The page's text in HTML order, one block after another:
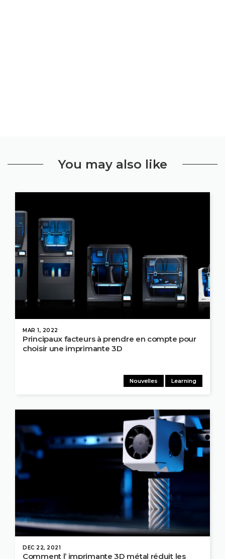
You may also like
MAR 1, 2022
Nouvelles Learning
Principaux facteurs à prendre en compte pour
choisir une imprimante 3D
DEC 22, 2021
Comment l’ imprimante 3D métal réduit les